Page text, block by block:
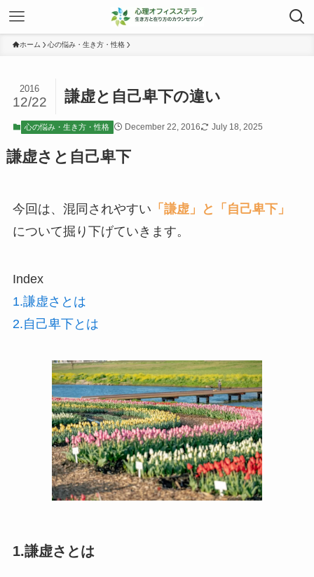
ホーム 心の悩み・生き方・性格
謙虚と自己卑下の違い
2016
12/22
心の悩み・生き方・性格 December 22, 2016 July 18, 2025
謙虚さと自己卑下
今回は、混同されやすい 「謙虚」と「自己卑下」
について掘り下げていきます。
Index
1.謙虚さとは
2.自己卑下とは
1.謙虚さとは